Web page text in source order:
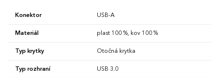
Konektor USB-A
Materiál plast 100 %, kov 100 %
Typ krytky Otočná krytka
Typ rozhraní USB 3.0